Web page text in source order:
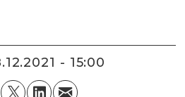
- 15:00